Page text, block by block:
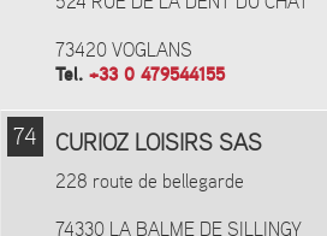
73420 VOGLANS
Tel. +33 0 479544155
74 CURIOZ LOISIRS SAS
228 route de bellegarde
74330 LA BALME DE SILLINGY